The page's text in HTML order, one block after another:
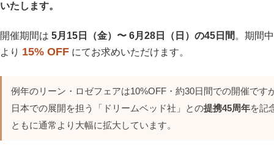
いたします。
開催期間は 5月15日（金）〜 6月28日（日）の45日間 。期間
より 15% OFF にてお求めいただけます。
例年のリーン・ロゼフェアは10%OFF・約30日間での開催です
日本での展開を担う「ドリームベッド社」との提携45周年を記
ともに通常より大幅に拡大しています。